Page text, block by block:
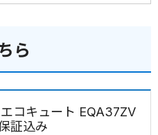
ら
コキュート EQA37ZV
証込み